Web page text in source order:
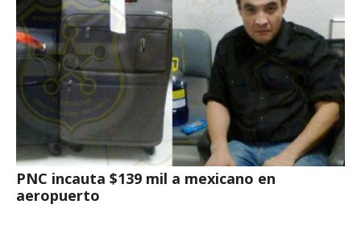
PNC incauta $139 mil a mexicano en
aeropuerto